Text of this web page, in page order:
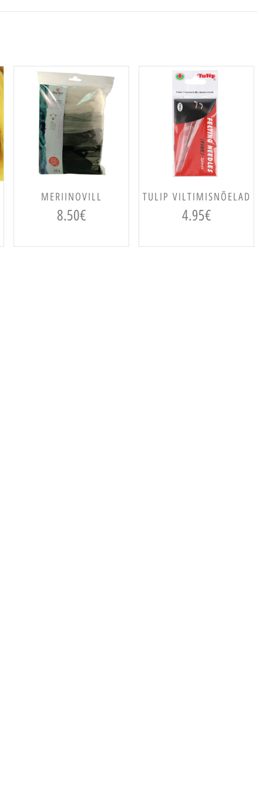
VALI
MERIINOVILL
8.50€
LISA KORVI
TULIP VILTIMISNÕELAD
4.95€